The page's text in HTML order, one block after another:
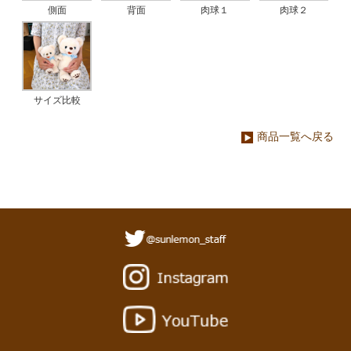
側面 背面 肉球１ 肉球２
サイズ比較
商品一覧へ戻る